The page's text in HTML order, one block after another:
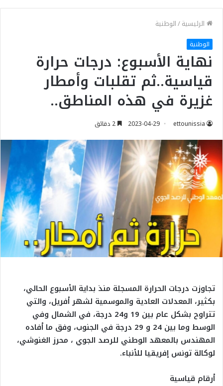
الرئيسية/الوطنية
الوطنية
نهاية الأسبوع: درجات حرارة
قياسية..ثم تقلبات وأمطار
غزيرة في هذه المناطق..
ettounissia
2023-04-29
تجاوزت درجات الحرارة المسجلة منذ بداية الأسبوع الحالي،
بكثير، المعدلات العادية والموسمية لشهر أفريل، والتي
تتراوح بشكل عام بين 19 و24 درجة، في الشمال وفي
الوسط وما بين 24 و 29 درجة في الجنوب، وفق ما أفاده
المهندس بالمعهد الوطني للرصد الجوي ، محرز الغنوشي،
لوكالة تونس إفريقيا للأنباء.
أرقام قياسية